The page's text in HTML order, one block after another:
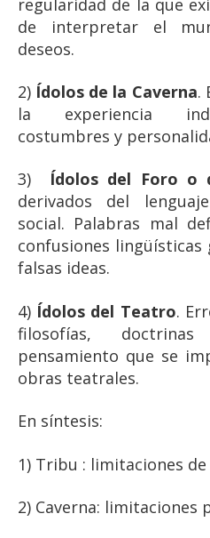
de interpretar el
deseos.
2) Ídolos de la Caverna.
la experiencia
costumbres y
3) Ídolos del Foro o
derivados del
social. Palabras mal
confusiones lingüísticas
falsas ideas.
4) Ídolos del Teatro.
filosofías,
pensamiento que se
obras teatrales.
En síntesis:
1) Tribu : limitaciones
2) Caverna: limitaciones